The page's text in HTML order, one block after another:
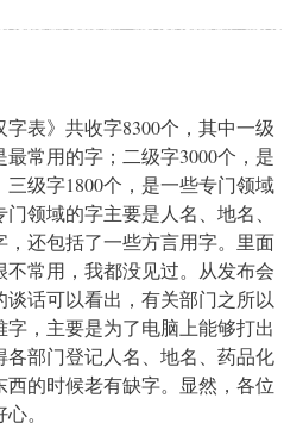
字表》共收字8300个，其中一级
最常用的字；二级字3000个，是
三级字1800个，是一些专门领域
领域的字主要是人名、地名、
，还包括了一些方言用字。里面
不常用，我都没见过。从发布会
谈话可以看出，有关部门之所以
字，主要是为了电脑上能够打出
各部门登记人名、地名、药品化
西的时候老有缺字。显然，各位
。